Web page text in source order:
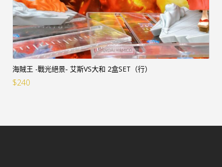
海賊王 -戰光絕景‐ 艾斯VS大和 2盒SET（行）
$240